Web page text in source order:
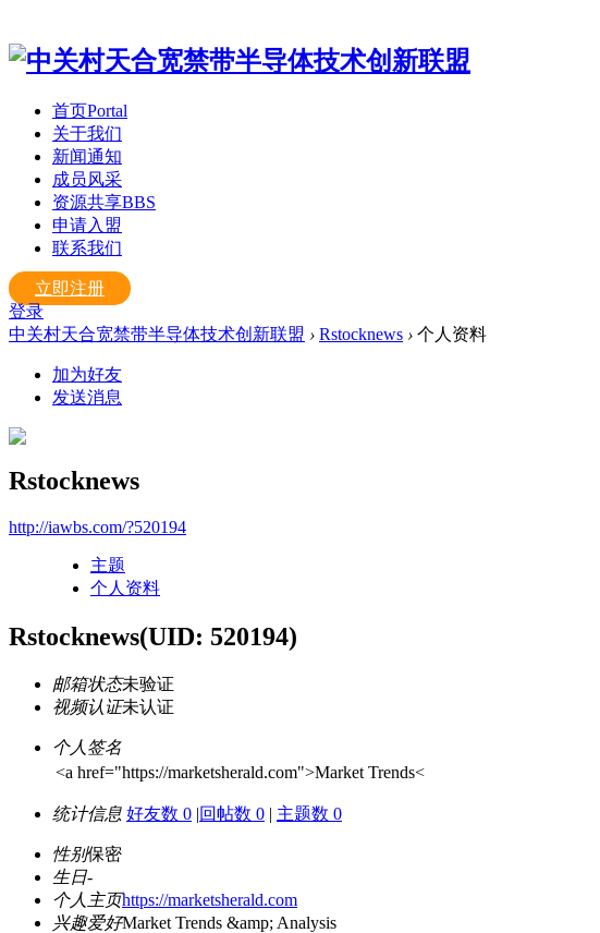
首页Portal
关于我们
新闻通知
成员风采
资源共享BBS
申请入盟
联系我们
立即注册
登录
中关村天合宽禁带半导体技术创新联盟 › Rstocknews › 个人资料
加为好友
发送消息
Rstocknews
http://iawbs.com/?520194
主题
个人资料
Rstocknews(UID: 520194)
邮箱状态未验证
视频认证未认证
个人签名
<a href="https://marketsherald.com">Market Trends<
统计信息 好友数 0 |回帖数 0 | 主题数 0
性别保密
生日-
个人主页https://marketsherald.com
兴趣爱好Market Trends &amp; Analysis